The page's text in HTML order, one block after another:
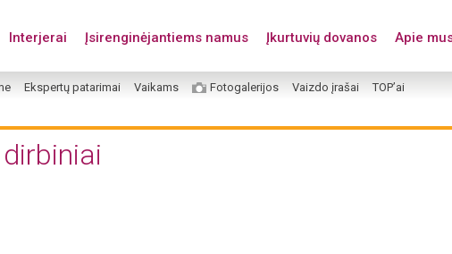
Interjerai Įsirenginėjantiems namus Įkurtuvių dovanos Apie
Ekspertų patarimai Vaikams Fotogalerijos Vaizdo įrašai TOP’ai